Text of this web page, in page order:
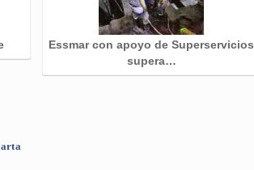
Essmar con apoyo de Superservicios
supera…